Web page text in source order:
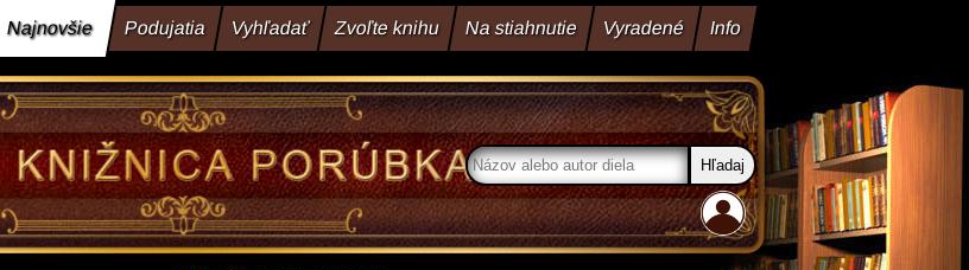
Najnovšie Podujatia Vyhľadať Zvoľte knihu Na stiahnutie Vyradené Info